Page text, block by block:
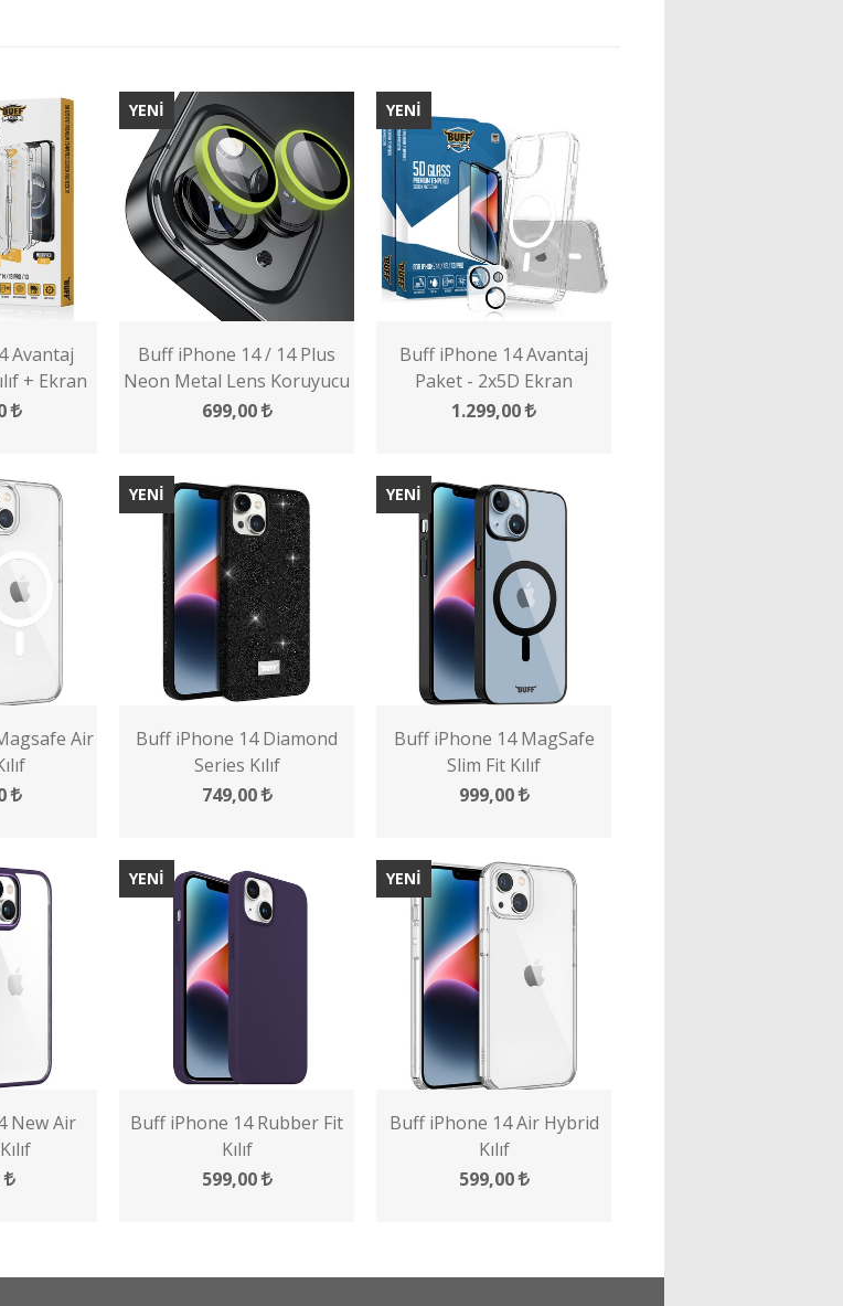
Avantaj
+ Ekran
Koruyucu
YENİ
Buff iPhone 14 / 14 Plus
Neon Metal Lens Koruyucu
699,00
YENİ
Buff iPhone 14 Avantaj
Paket - 2x5D Ekran
Koruyucu + MagSafe Kılıf +
1.299,00
Air
YENİ
Buff iPhone 14 Diamond
Series Kılıf
749,00
YENİ
Buff iPhone 14 MagSafe
Slim Fit Kılıf
999,00
New Air
YENİ
Buff iPhone 14 Rubber Fit
Kılıf
599,00
YENİ
Buff iPhone 14 Air Hybrid
Kılıf
599,00